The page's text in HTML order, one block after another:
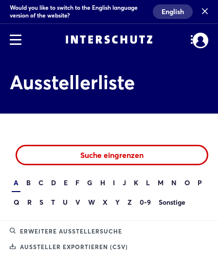
Would you like to switch to the English language
version of the website?
English
Ausstellerliste
Suche eingrenzen
A B C D E F G H I J K L M N O P
Q R S T U V W X Y Z 0-9 Sonstige
ERWEITERE AUSSTELLERSUCHE
AUSSTELLER EXPORTIEREN (CSV)